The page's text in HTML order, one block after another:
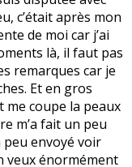
c’était après mon
de moi car j’ai
là, il faut pas
remarques car je
Et en gros
me coupe la peaux
m’a fait un peu
peu envoyé voir
veux énormément